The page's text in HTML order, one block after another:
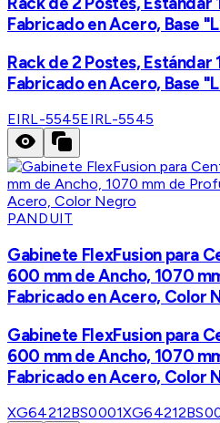
Fabricado en Acero, Base
Rack de 2 Postes, Estándar
Fabricado en Acero, Base
EIRL-5545EIRL-5545
PANDUIT
Gabinete FlexFusion para
600 mm de Ancho, 1070
Fabricado en Acero, Color
Gabinete FlexFusion para
600 mm de Ancho, 1070
Fabricado en Acero, Color
XG64212BS0001